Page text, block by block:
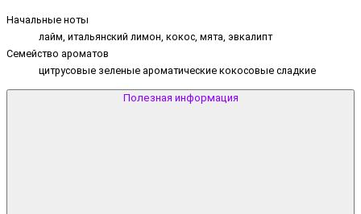
Начальные ноты
лайм, итальянский лимон, кокос, мята, эвкалипт
Семейство ароматов
цитрусовые зеленые ароматические кокосовые сладкие
Полезная информация